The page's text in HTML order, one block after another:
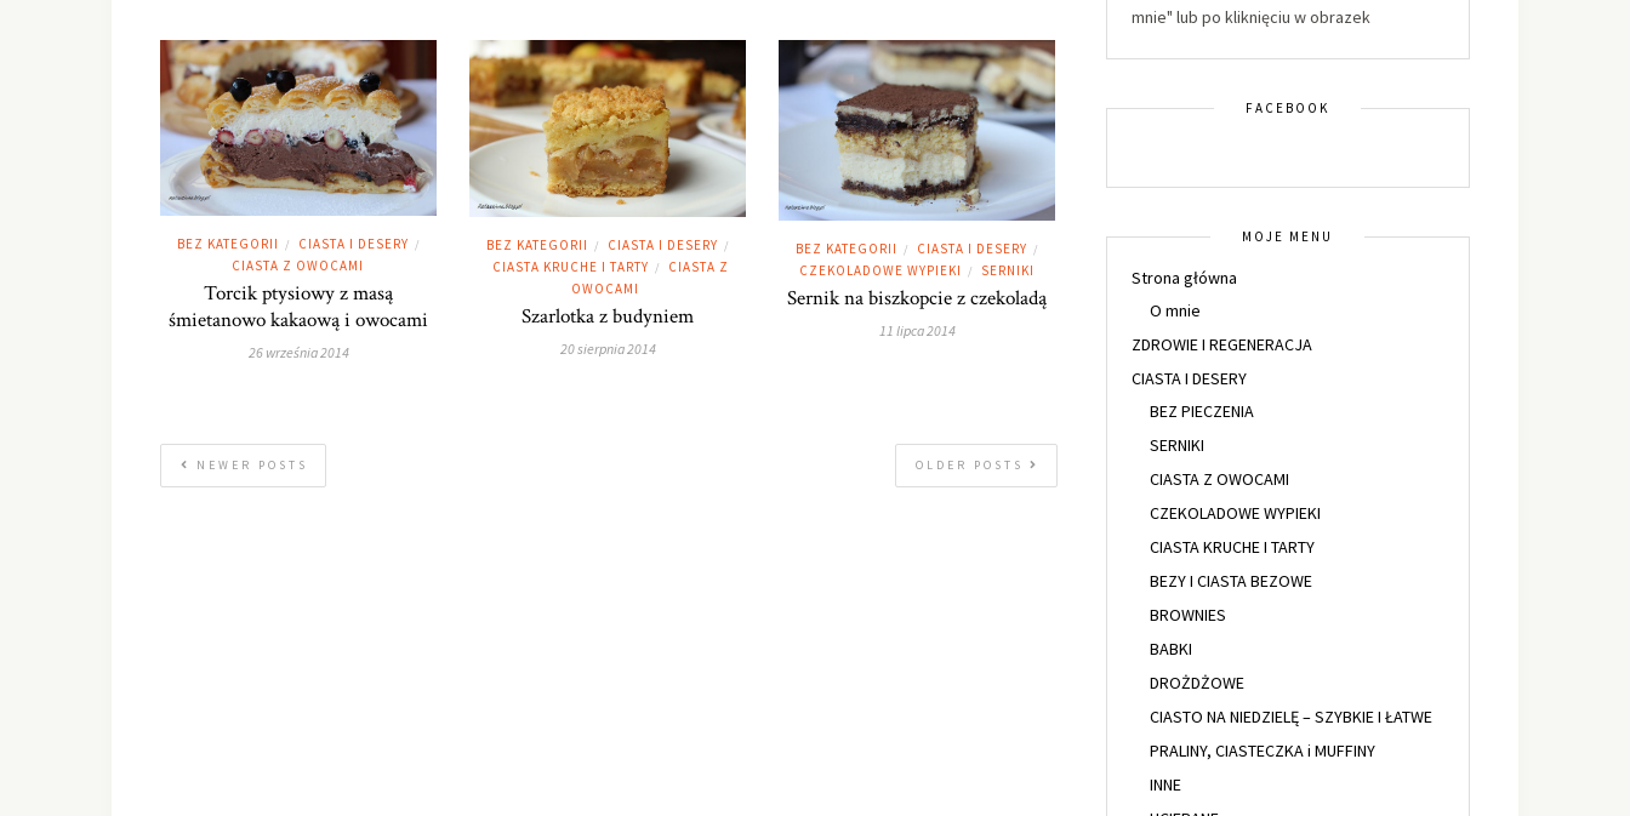
BEZ KATEGORII / CIASTA I DESERY /
CIASTA Z OWOCAMI
Torcik ptysiowy z masą
śmietanowo kakaową i owocami
26 września 2014
BEZ KATEGORII / CIASTA I DESERY /
CIASTA KRUCHE I TARTY /
CIASTA Z
OWOCAMI
Szarlotka z budyniem
20 sierpnia 2014
BEZ KATEGORII / CIASTA I DESERY /
CZEKOLADOWE WYPIEKI / SERNIKI
Sernik na biszkopcie z czekoladą
11 lipca 2014
OLDER POSTS
NEWER POSTS
mnie" lub po kliknięciu w obrazek
FACEBOOK
MOJE MENU
Strona główna
O mnie
ZDROWIE I REGENERACJA
CIASTA I DESERY
BEZ PIECZENIA
SERNIKI
CIASTA Z OWOCAMI
CZEKOLADOWE WYPIEKI
CIASTA KRUCHE I TARTY
BEZY I CIASTA BEZOWE
BROWNIES
BABKI
DROŻDŻOWE
CIASTO NA NIEDZIELĘ – SZYBKIE I ŁATWE
PRALINY, CIASTECZKA i MUFFINY
INNE